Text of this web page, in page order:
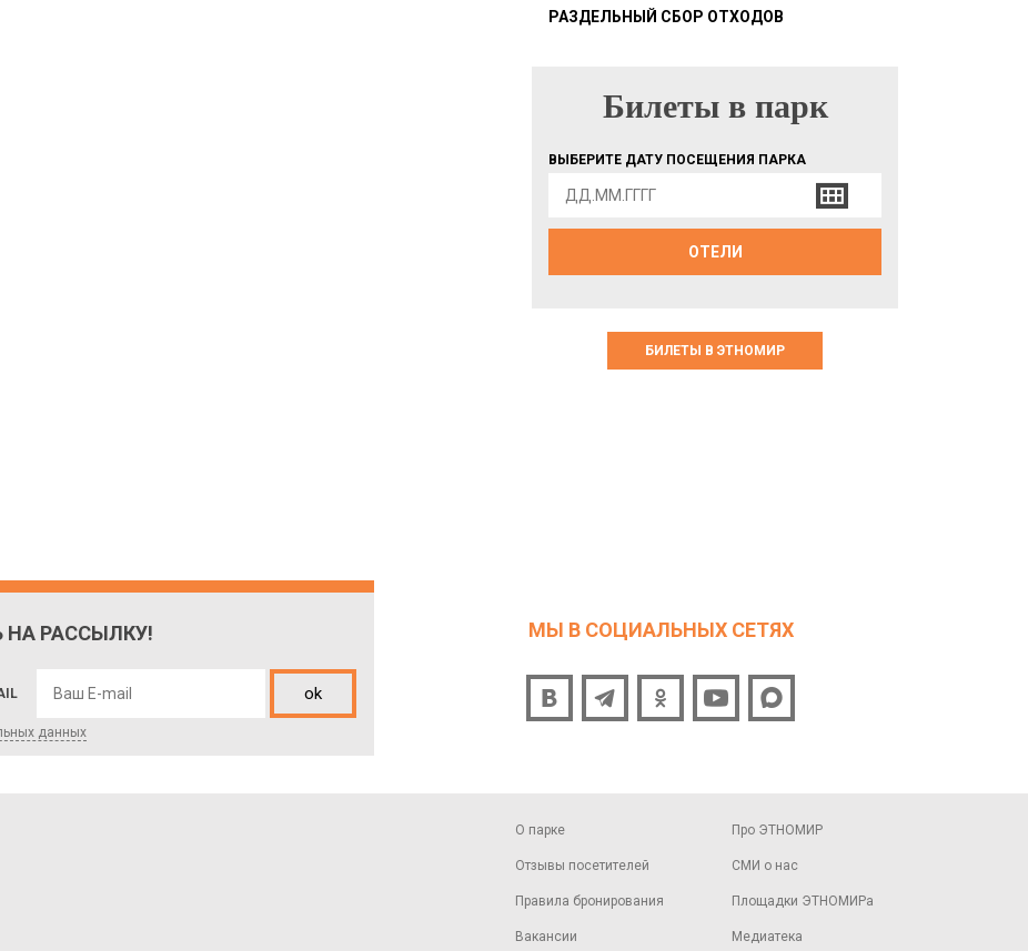
РАЗДЕЛЬНЫЙ СБОР ОТХОДОВ
БИЛЕТЫ В ПАРК
Билеты в парк
ВЫБЕРИТЕ ДАТУ ПОСЕЩЕНИЯ ПАРКА
ОТЕЛИ
БИЛЕТЫ В ЭТНОМИР
РАССЫЛКУ!
ok
данных
МЫ В СОЦИАЛЬНЫХ СЕТЯХ
О парке
Отзывы посетителей
Правила бронирования
Вакансии
Про ЭТНОМИР
СМИ о нас
Площадки ЭТНОМИРа
Медиатека